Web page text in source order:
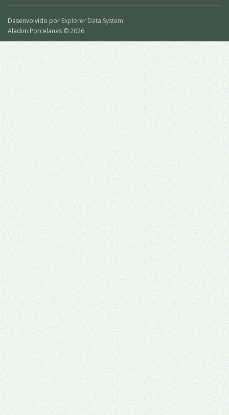
Desenvolvido por Explorer Data System
Aladim Porcelanas © 2026